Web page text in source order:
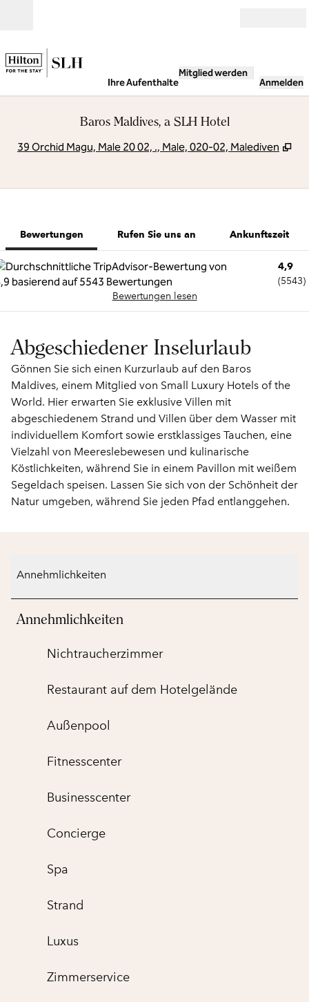
Ihre Aufenthalte
Mitglied werden
Anmelden
Baros Maldives, a SLH Hotel
39 Orchid Magu, Male 20 02, ., Male, 020-02, Malediven ,
Bewertungen Rufen Sie uns an Ankunftszeit
4,9
(5543)
Bewertungen lesen
Abgeschiedener Inselurlaub
Gönnen Sie sich einen Kurzurlaub auf den Baros
Maldives, einem Mitglied von Small Luxury Hotels of the
World. Hier erwarten Sie exklusive Villen mit
abgeschiedenem Strand und Villen über dem Wasser mit
individuellem Komfort sowie erstklassiges Tauchen, eine
Vielzahl von Meereslebewesen und kulinarische
Köstlichkeiten, während Sie in einem Pavillon mit weißem
Segeldach speisen. Lassen Sie sich von der Schönheit der
Natur umgeben, während Sie jeden Pfad entlanggehen.
Annehmlichkeiten
Annehmlichkeiten
Nichtraucher­zimmer
Restaurant auf dem Hotelgelände
Außenpool
Fitnesscenter
Business­center
Concierge
Spa
Strand
Luxus
Zimmer­service